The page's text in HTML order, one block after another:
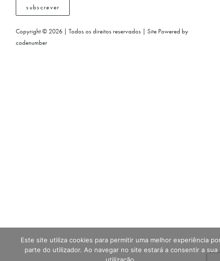
subscrever
Copyright © 2026 | Todos os direitos reservados | Site Powered by
codenumber
Este site utiliza cookies para permitir uma melhor experiência
parte do utilizador. Ao navegar no site estará a consentir a sua